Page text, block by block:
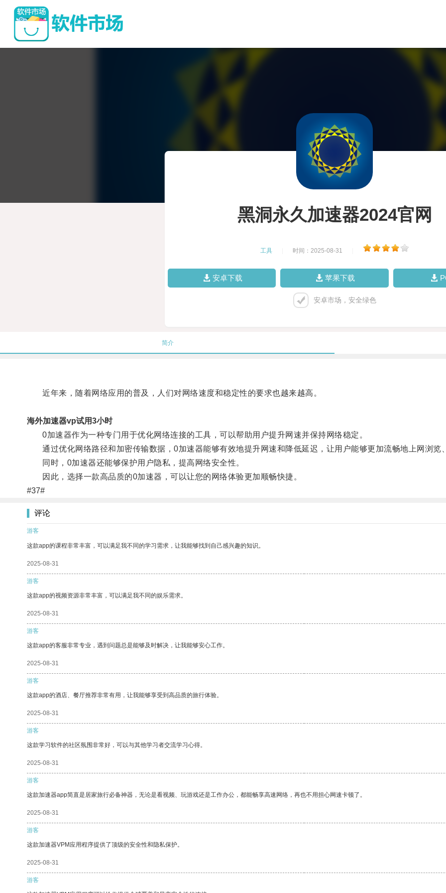
黑洞永久加速器2024官网
工具 时间：2025-08-31
安卓下载 苹果下载
安卓市场，安全绿色
简介
近年来，随着网络应用的普及，人们对网络速度和稳定性的要求也越来越高。
海外加速器vp试用3小时
0加速器作为一种专门用于优化网络连接的工具，可以帮助用户提升网速并保持网络稳定。
通过优化网络路径和加密传输数据，0加速器能够有效地提升网速和降低延迟，让用户能够更加流畅地上网浏览
同时，0加速器还能够保护用户隐私，提高网络安全性。
因此，选择一款高品质的0加速器，可以让您的网络体验更加顺畅快捷。
#37#
评论
游客
这款app的课程非常丰富，可以满足我不同的学习需求，让我能够找到自己感兴趣的知识。
2025-08-31
游客
这款app的视频资源非常丰富，可以满足我不同的娱乐需求。
2025-08-31
游客
这款app的客服非常专业，遇到问题总是能够及时解决，让我能够安心工作。
2025-08-31
游客
这款app的酒店、餐厅推荐非常有用，让我能够享受到高品质的旅行体验。
2025-08-31
游客
这款学习软件的社区氛围非常好，可以与其他学习者交流学习心得。
2025-08-31
游客
这款加速器app简直是居家旅行必备神器，无论是看视频、玩游戏还是工作办公，都能畅享高速网络，再也不用担心网速卡顿了。
2025-08-31
游客
这款加速器VPM应用程序提供了顶级的安全性和隐私保护。
2025-08-31
游客